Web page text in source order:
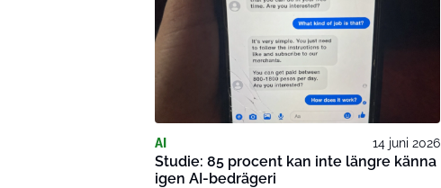
AI 14 juni 2026
Studie: 85 procent kan inte längre känna
igen AI-bedrägeri